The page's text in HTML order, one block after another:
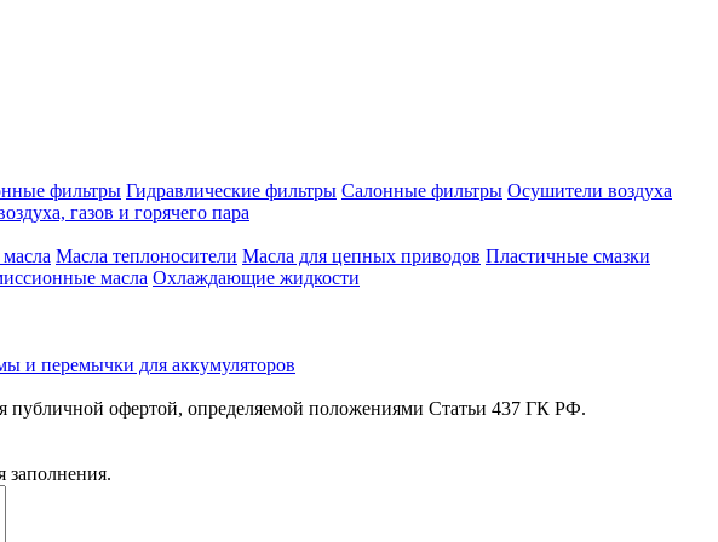
фильтры Гидравлические фильтры Салонные фильтры Осушители воздуха
газов и горячего пара
Масла теплоносители Масла для цепных приводов Пластичные смазки
масла Охлаждающие жидкости
и перемычки для аккумуляторов
публичной офертой, определяемой положениями Статьи 437 ГК РФ.
заполнения.